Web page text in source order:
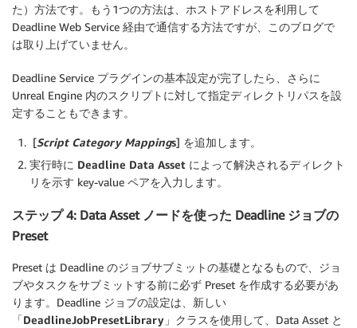
た）方法です。もう1つの方法は、ホストアドレスを利用して
Deadline Web Service 経由で通信する方法ですが、このブログで
は取り上げていません。
Deadline Service プラグインの基本設定が完了したら、さらに
Unreal Engine 内のスクリプトに対して指定ディレクトリパスを設
定することもできます。
[Script Category Mappings] を追加します。
実行時に Deadline Data Asset によって解決されるディレクト
リを示す key-value ペアを入力します。
ステップ 4: Data Asset ノードを使った Deadline ジョブの
Preset
Preset は Deadline のジョブサブミットの基礎となるもので、ジョ
ブやタスクをサブミットする前に必ず Preset を作成する必要があ
ります。Deadline ジョブの設定は、新しい
「DeadlineJobPresetLibrary 」クラスを使用して、Data Asset と